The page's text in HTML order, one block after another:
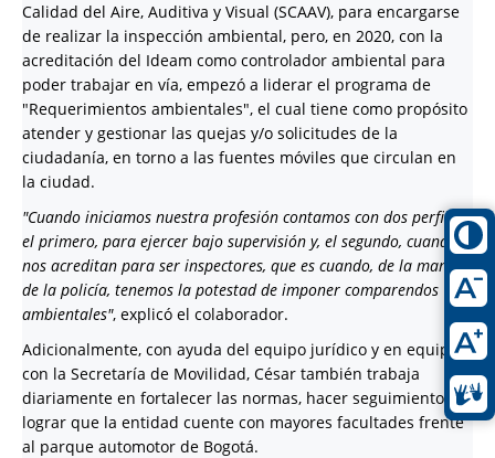
Calidad del Aire, Auditiva y Visual (SCAAV), para encargarse
de realizar la inspección ambiental, pero, en 2020, con la
acreditación del Ideam como controlador ambiental para
poder trabajar en vía, empezó a liderar el programa de
"Requerimientos ambientales", el cual tiene como propósito
atender y gestionar las quejas y/o solicitudes de la
ciudadanía, en torno a las fuentes móviles que circulan en
la ciudad.
"Cuando iniciamos nuestra profesión contamos con dos perfiles,
el primero, para ejercer bajo supervisión y, el segundo, cuando
nos acreditan para ser inspectores, que es cuando, de la mano
de la policía, tenemos la potestad de imponer comparendos
ambientales", explicó el colaborador.
Adicionalmente, con ayuda del equipo jurídico y en equipo
con la Secretaría de Movilidad, César también trabaja
diariamente en fortalecer las normas, hacer seguimiento y
lograr que la entidad cuente con mayores facultades frente
al parque automotor de Bogotá.